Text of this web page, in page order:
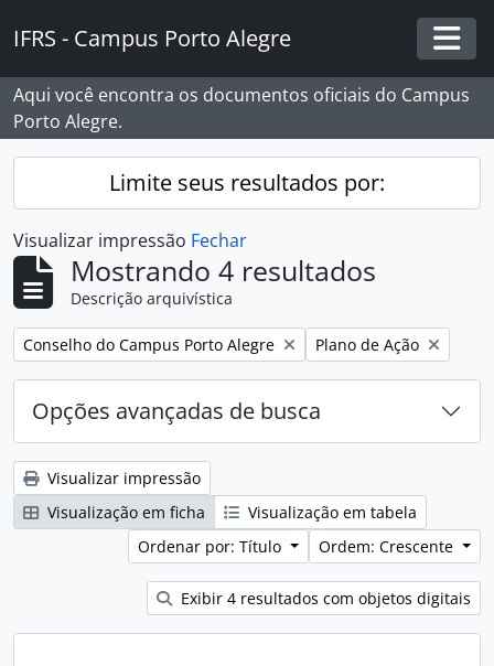
IFRS - Campus Porto Alegre
Aqui você encontra os documentos oficiais do Campus
Porto Alegre.
Limite seus resultados por:
Visualizar impressão Fechar
Mostrando 4 resultados
Descrição arquivística
Remover filtro:
Conselho do Campus Porto Alegre Remover filtro:
Plano de Ação
Opções avançadas de busca
Visualizar impressão
Visualização em ficha
Visualização em tabela
Ordenar por: Título
Ordem: Crescente
Exibir 4 resultados com objetos digitais